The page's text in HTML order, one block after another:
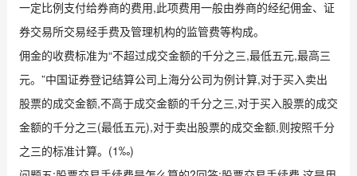
一定比例支付给券商的费用,此项费用一般由券商的经纪佣金、证
券交易所交易经手费及管理机构的监管费等构成。
佣金的收费标准为“不超过成交金额的千分之三,最低五元,最高三
元。”中国证券登记结算公司上海分公司为例计算,对于买入卖出
股票的成交金额,不高于成交金额的千分之三,对于买入股票的成交
金额的千分之三(最低五元),对于卖出股票的成交金额,则按照千分
之三的标准计算。(1‰)